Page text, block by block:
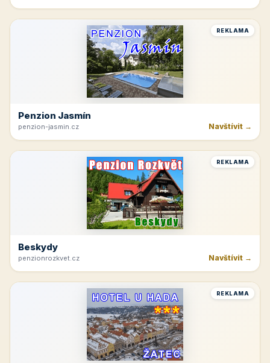
REKLAMA
Penzion Jasmín
penzion-jasmin.cz Navštívit →
REKLAMA
Beskydy
penzionrozkvet.cz Navštívit →
REKLAMA